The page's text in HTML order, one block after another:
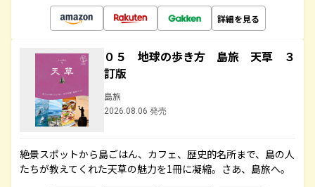
詳細を見る
０５ 地球の歩き方 島旅 天草 ３
訂版
島旅
2026.08.06 発売
絶景スポットから島ごはん、カフェ、歴史的名所まで、島の人
たちが教えてくれた天草の魅力を1冊に凝縮。さあ、島旅へ。